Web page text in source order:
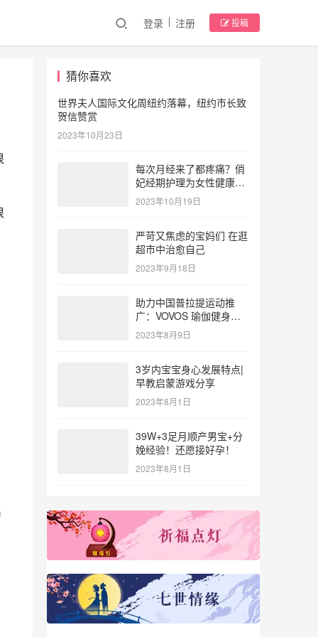
登录 注册 投稿
猜你喜欢
世界夫人国际文化周纽约落幕，纽约市长致
贺信赞赏
2023年10月23日
每次月经来了都疼痛？俏
妃经期护理为女性健康护
航
2023年10月19日
严苛又焦虑的宝妈们 在逛
超市中治愈自己
2023年9月18日
助力中国普拉提运动推
广：VOVOS 瑜伽健身服
参与北体大专业普拉提教
练培训
2023年8月9日
3岁内宝宝身心发展特点|
早教启蒙游戏分享
2023年8月1日
39W+3足月顺产男宝+分
娩经验！还愿接好孕！
2023年8月1日